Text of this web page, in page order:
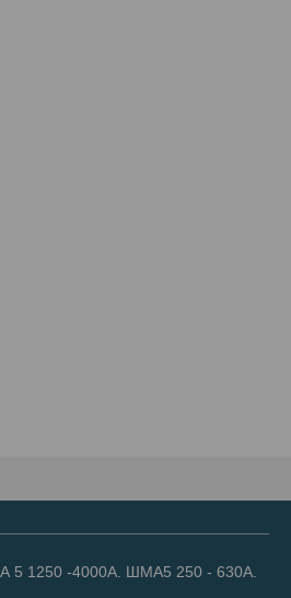
5 1250 -4000А. ШМА5 250 - 630А.